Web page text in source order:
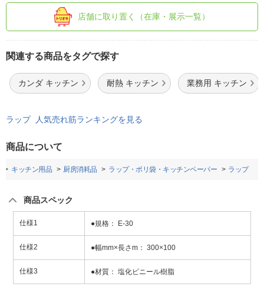
店舗に取り置く（在庫・展示一覧）
関連する商品をタグで探す
カンダ キッチン 耐熱 キッチン 業務用 キッチン
ラップ 人気売れ筋ランキングを見る
商品について
キッチン用品 厨房消耗品 ラップ・ポリ袋・キッチンペーパー ラップ
商品スペック
仕様1 ●規格： E-30
仕様2 ●幅mm×長さm： 300×100
仕様3 ●材質： 塩化ビニール樹脂